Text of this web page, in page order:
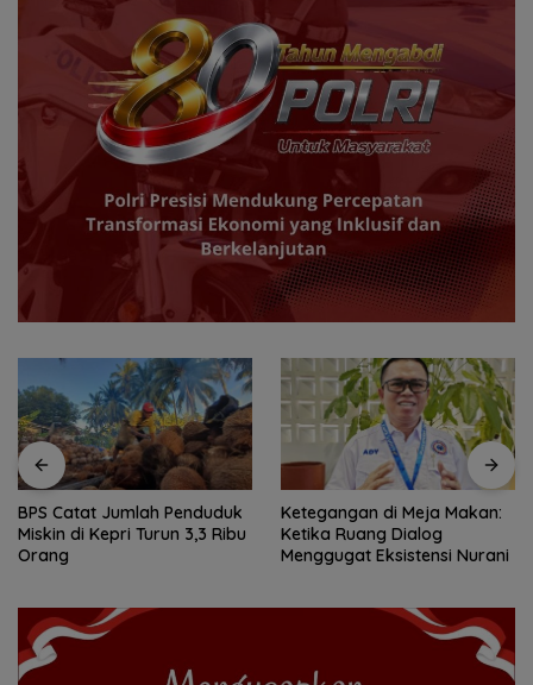
BPS Catat Jumlah Penduduk
Miskin di Kepri Turun 3,3 Ribu
Orang
Ketegangan di Meja Makan:
Ketika Ruang Dialog
Menggugat Eksistensi Nurani